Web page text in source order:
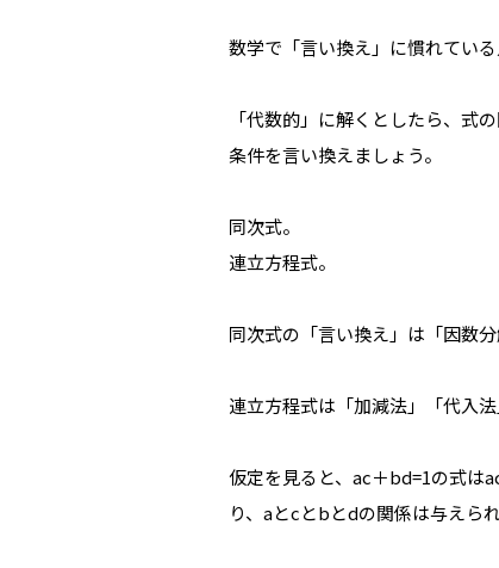
数学で「言い換え」に慣れてい
「代数的」に解くとしたら、式
条件を言い換えましょう。
同次式。
連立方程式。
同次式の「言い換え」は「因数
連立方程式は「加減法」「代入
仮定を見ると、ac＋bd=1の式は
り、aとcとbとdの関係は与えら